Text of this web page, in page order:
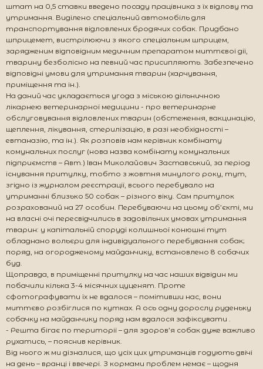
штат на 0,5 ставки введено посаду працівника з їх відлову та
утримання. Виділено спеціальний автомобіль для
транспортування відловлених бродячих собак. Придбано
шприцемет, вистрілюючи з якого спеціальним шприцем,
зарядженим відповідним медичним препаратом миттєвої дії,
тварину безболісно на певний час присипляють. Забезпечено
відповідні умови для утримання тварин (харчування,
приміщення та ін.).
На даний час укладається угода з міською дільничною
лікарнею ветеринарної медицини - про ветеринарне
обслуговування відловлених тварин (обстеження, вакцинацію,
щеплення, лікування, стерилізацію, в разі необхідності –
евтаназію, та ін.). Як розповів нам керівник комбінату
комунальних послуг (нова назва комбінату комунальних
підприємств – Авт.) Іван Миколайович Заставський, за період
існування притулку, тобто з жовтня минулого року, тут,
згідно із журналом реєстрації, всього перебувало на
утриманні близько 50 собак – різного віку. Сам притулок
розрахований на 27 особин. Перебуваючи на цьому об’єкті, ми
на власні очі пересвідчились в задовільних умовах утримання
тварин: у капітальній споруді колишньої конюшні тут
обладнано вольєри для індивідуального перебування собак;
поряд, на огородженому майданчику, встановлено 8 собачих
буд.
Щоправда, в приміщенні притулку на час наших відвідин ми
побачили кілька 3-4 місячних цуценят. Проте
сфотографувати їх не вдалося – помітивши нас, вони
миттєво розбіглися по кутках. А ось одну дорослу руденьку
собачку на майданчику поряд нам вдалося зафіксувати .
- Решта бігає по території – для здоров’я собак дуже важливо
рухатись, – пояснив керівник.
Від нього ж ми дізналися, що усіх цих утриманців годують двічі
на день – вранці і ввечері. З кормами проблем немає – щодня